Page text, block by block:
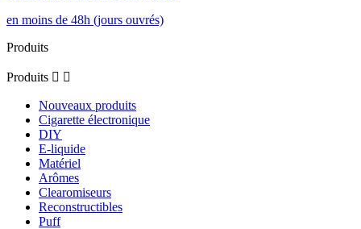
en moins de 48h (jours ouvrés)
Produits
Produits  
Nouveaux produits
Cigarette électronique
DIY
E-liquide
Matériel
Arômes
Clearomiseurs
Reconstructibles
Puff